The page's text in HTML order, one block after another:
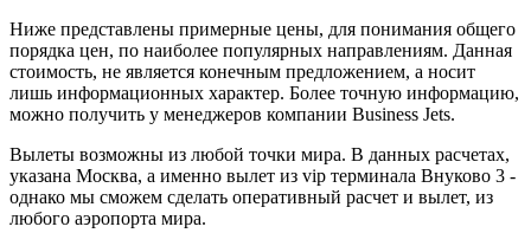
Ниже представлены примерные цены, для понимания общего
порядка цен, по наиболее популярных направлениям. Данная
стоимость, не является конечным предложением, а носит
лишь информационных характер. Более точную информацию,
можно получить у менеджеров компании Business Jets.
Вылеты возможны из любой точки мира. В данных расчетах,
указана Москва, а именно вылет из vip терминала Внуково 3 -
однако мы сможем сделать оперативный расчет и вылет, из
любого аэропорта мира.